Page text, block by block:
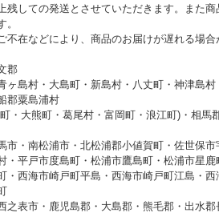
残しての発送とさせていただきます。また
在などにより、商品のお届けが遅れる場合
郡
ヶ島村・大島町・新島村・八丈町・神津島
郡粟島浦村
町・大熊町・葛尾村・富岡町・浪江町)・相馬
市・南松浦市・北松浦郡小値賀町・佐世保
・平戸市度島町・松浦市鷹島町・松浦市星
・西海市崎戸町平島・西海市崎戸町江島・
之表市・鹿児島郡・大島郡・熊毛郡・出水